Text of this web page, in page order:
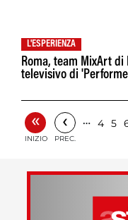
L'ESPERIENZA
Roma, team MixArt
televisivo di
«
INIZIO
‹
PREC.
… 4 5